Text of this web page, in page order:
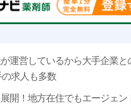
運営しているから大手企業と
求人も多数
開！地方在住でもエージェン